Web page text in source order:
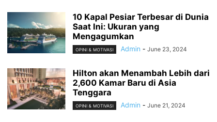
10 Kapal Pesiar Terbesar di Dunia
Saat Ini: Ukuran yang
Mengagumkan
OPINI & MOTIVASI Admin - June 23, 2024
Hilton akan Menambah Lebih dari
2,600 Kamar Baru di Asia
Tenggara
OPINI & MOTIVASI Admin - June 21, 2024